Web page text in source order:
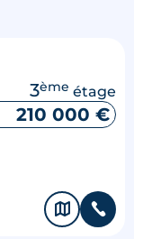
3ème étage
210 000 €
🗞 📞